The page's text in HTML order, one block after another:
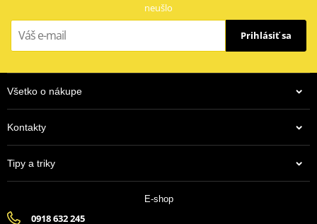
neušlo
Prihlásiť sa
Všetko o nákupe
Kontakty
Tipy a triky
E-shop
0918 632 245